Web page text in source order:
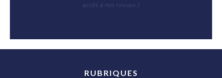
accès à nos revues !
RUBRIQUES